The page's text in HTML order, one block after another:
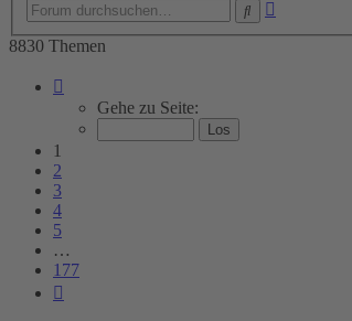
8830 Themen
von
Gehe zu Seite:
1
2
3
4
5
…
177